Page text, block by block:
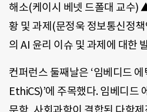
해소(케이시 베넷 드폴대 교수)
황 및 과제(문정욱 정보통신정
의 AI 윤리 이슈 및 과제에 대한
컨퍼런스 둘째날은 ‘임베디드
EthiCS)’에 주목했다. 임베디드